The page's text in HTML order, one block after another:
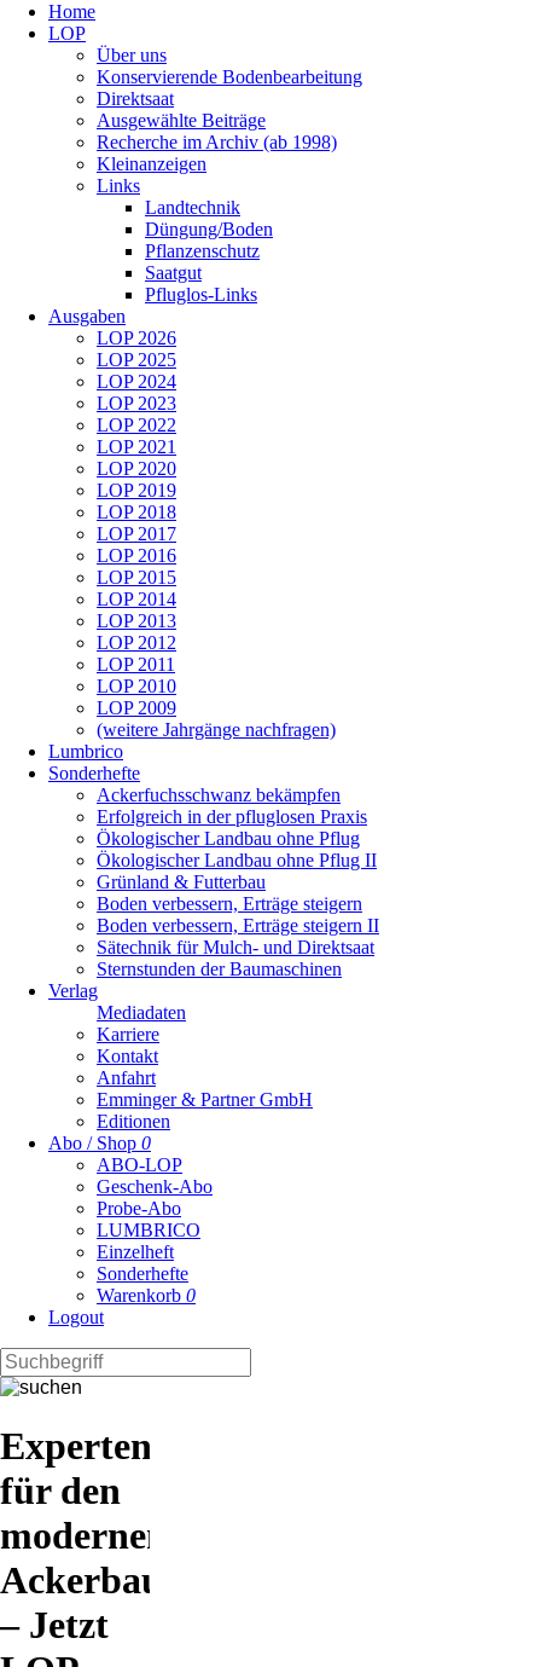
überspringen
Home
LOP
Über uns
Konservierende Bodenbearbeitung
Direktsaat
Ausgewählte Beiträge
Recherche im Archiv (ab 1998)
Kleinanzeigen
Links
Landtechnik
Düngung/Boden
Pflanzenschutz
Saatgut
Pfluglos-Links
Ausgaben
LOP 2026
LOP 2025
LOP 2024
LOP 2023
LOP 2022
LOP 2021
LOP 2020
LOP 2019
LOP 2018
LOP 2017
LOP 2016
LOP 2015
LOP 2014
LOP 2013
LOP 2012
LOP 2011
LOP 2010
LOP 2009
(weitere Jahrgänge nachfragen)
Lumbrico
Sonderhefte
Ackerfuchsschwanz bekämpfen
Erfolgreich in der pfluglosen Praxis
Ökologischer Landbau ohne Pflug
Ökologischer Landbau ohne Pflug II
Grünland & Futterbau
Boden verbessern, Erträge steigern
Boden verbessern, Erträge steigern II
Sätechnik für Mulch- und Direktsaat
Sternstunden der Baumaschinen
Verlag
Mediadaten
Karriere
Kontakt
Anfahrt
Emminger & Partner GmbH
Editionen
Abo / Shop 0
ABO-LOP
Geschenk-Abo
Probe-Abo
LUMBRICO
Einzelheft
Sonderhefte
Warenkorb 0
Logout
Expertenwissen
für den
modernen
Ackerbau
– Jetzt